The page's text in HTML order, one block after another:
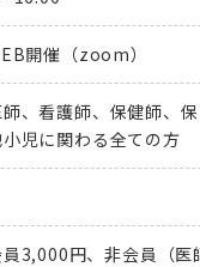
開催（zoom）
師、看護師、保健師、
児に関わる全ての方
員3,000円、非会員（医